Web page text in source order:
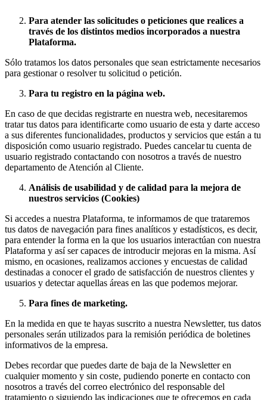
Para atender las solicitudes o peticiones que realices a
través de los distintos medios incorporados a nuestra
Plataforma.
Sólo tratamos los datos personales que sean estrictamente necesarios
para gestionar o resolver tu solicitud o petición.
Para tu registro en la página web.
En caso de que decidas registrarte en nuestra web, necesitaremos
tratar tus datos para identificarte como usuario de esta y darte acceso
a sus diferentes funcionalidades, productos y servicios que están a tu
disposición como usuario registrado. Puedes cancelar tu cuenta de
usuario registrado contactando con nosotros a través de nuestro
departamento de Atención al Cliente.
Análisis de usabilidad y de calidad para la mejora de
nuestros servicios (Cookies)
Si accedes a nuestra Plataforma, te informamos de que trataremos
tus datos de navegación para fines analíticos y estadísticos, es decir,
para entender la forma en la que los usuarios interactúan con nuestra
Plataforma y así ser capaces de introducir mejoras en la misma. Así
mismo, en ocasiones, realizamos acciones y encuestas de calidad
destinadas a conocer el grado de satisfacción de nuestros clientes y
usuarios y detectar aquellas áreas en las que podemos mejorar.
Para fines de marketing.
En la medida en que te hayas suscrito a nuestra Newsletter, tus datos
personales serán utilizados para la remisión periódica de boletines
informativos de la empresa.
Debes recordar que puedes darte de baja de la Newsletter en
cualquier momento y sin coste, pudiendo ponerte en contacto con
nosotros a través del correo electrónico del responsable del
tratamiento o siguiendo las indicaciones que te ofrecemos en cada